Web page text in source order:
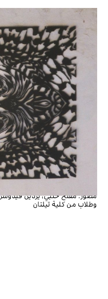
مصور:مُفلح حلبي، يردين
وطلاب من كلية تيلتان